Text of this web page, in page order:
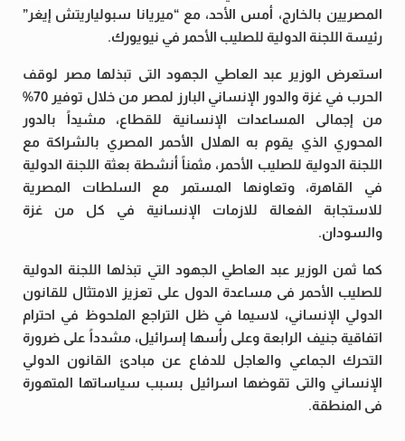
المصريين بالخارج، أمس الأحد، مع “ميريانا سبولياريتش إيغر”
رئيسة اللجنة الدولية للصليب الأحمر في نيويورك.
استعرض الوزير عبد العاطي الجهود التى تبذلها مصر لوقف
الحرب في غزة والدور الإنساني البارز لمصر من خلال توفير 70%
من إجمالى المساعدات الإنسانية للقطاع، مشيداً بالدور
المحوري الذي يقوم به الهلال الأحمر المصري بالشراكة مع
اللجنة الدولية للصليب الأحمر، مثمناً أنشطة بعثة اللجنة الدولية
في القاهرة، وتعاونها المستمر مع السلطات المصرية
للاستجابة الفعالة للازمات الإنسانية في كل من غزة
والسودان.
كما ثمن الوزير عبد العاطي الجهود التي تبذلها اللجنة الدولية
للصليب الأحمر فى مساعدة الدول على تعزيز الامتثال للقانون
الدولي الإنساني، لاسيما في ظل التراجع الملحوظ في احترام
اتفاقية جنيف الرابعة وعلى رأسها إسرائيل، مشدداً على ضرورة
التحرك الجماعي والعاجل للدفاع عن مبادئ القانون الدولي
الإنساني والتى تقوضها اسرائيل بسبب سياساتها المتهورة
فى المنطقة.